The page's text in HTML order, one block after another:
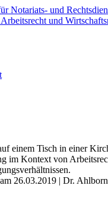
26.03.2019 | Dr. Ahlborn